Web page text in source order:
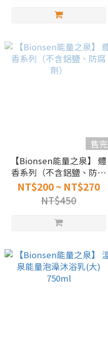
售完
【Bionsen能量之泉】 體
香系列（不含鋁鹽、防腐
劑）
NT$200 ~ NT$270
NT$450